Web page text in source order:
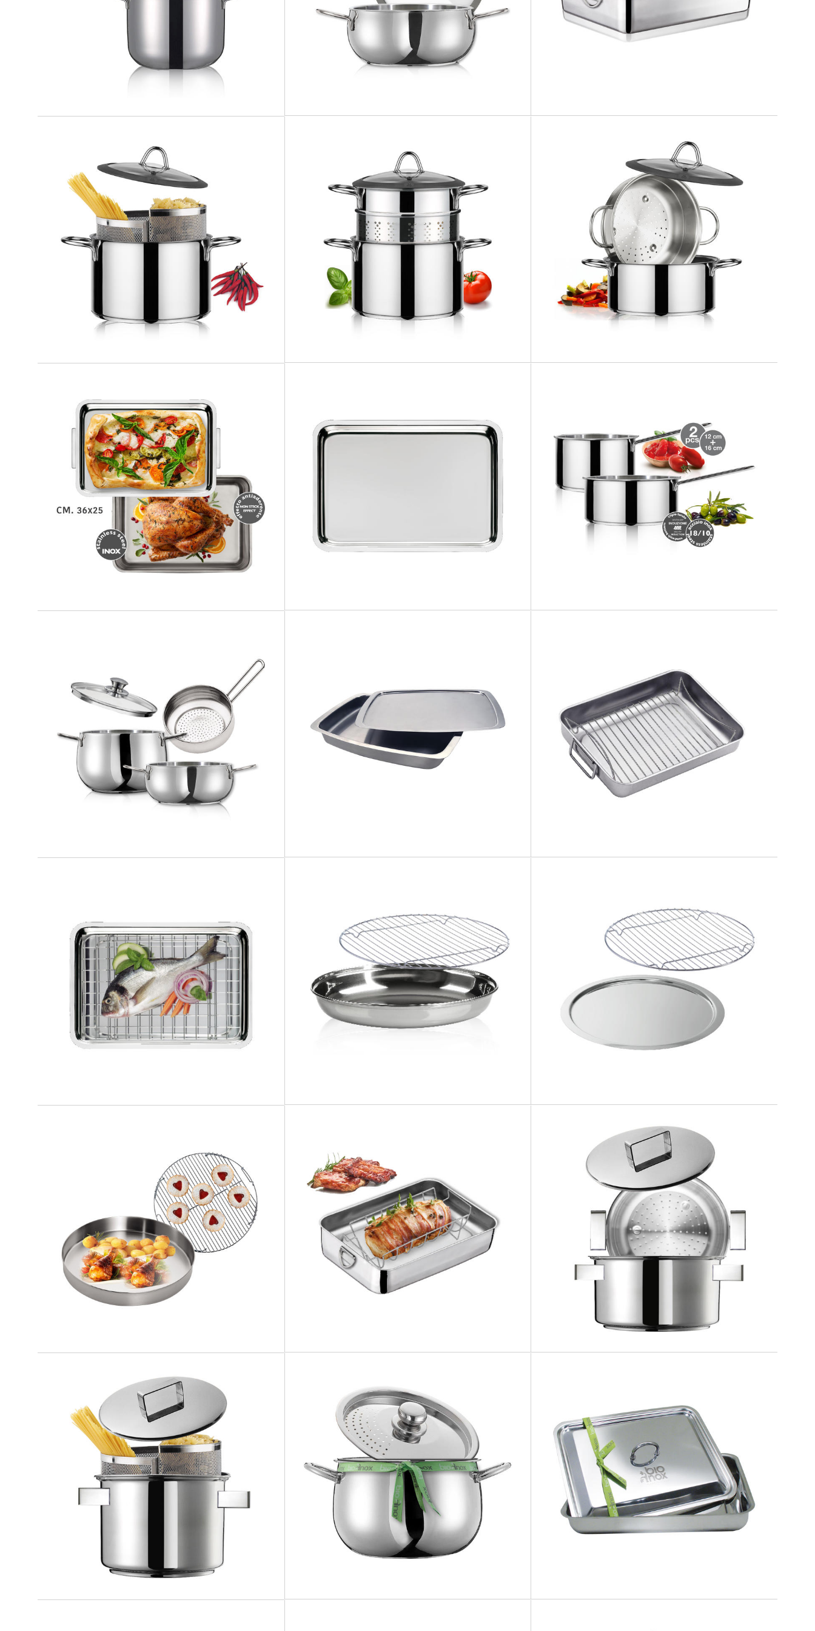
MILANO
Duetto set cuocipasta
MILANO
Set pasta
MILANO
Set vapore
DUPLEX
Teglia extra fonda con coperchio
TUTTOFORNO MILANO
Kit dello Chef
IO BIO
Multikit 4 pz
IO BIO
Cuoci & Servi
SMART GRILL DOPPIA
ALTEZZA
Teglia + griglia doppia altezza
SMART GRILL
Teglia bassa + griglia
SMART GRILL OVAL
Pirofila ovale + griglia doppia altezza
SMART GRILL ROUND
Teglia bassa rotonda + griglia
SMART GRILL ROUND DOPPIA
ALTEZZA
Teglia rotonda + griglia doppia altezza
SMART GRILL BBQ
Teglia extra fonda + griglia BBQ
DESIGN PLUS
Set vapore
DESIGN PLUS
Duetto set cuocipasta
BIOINOX
Cuociscola
BIOINOX
Teglia da forno con coperchio